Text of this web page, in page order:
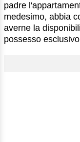
padre
medesimo, abbia
averne la
possesso